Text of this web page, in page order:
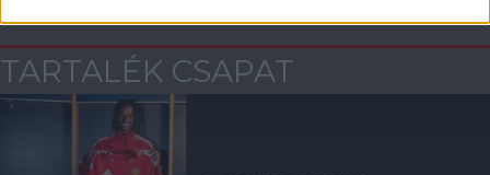
TARTALÉK CSAPAT